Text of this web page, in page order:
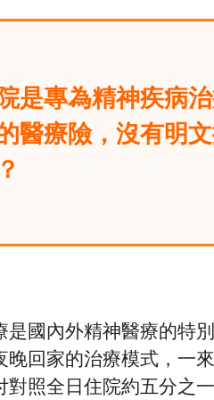
是專為精神疾病
醫療險，沒有明
是國內外精神醫療的特
晚回家的治療模式，一
對照全日住院約五分之